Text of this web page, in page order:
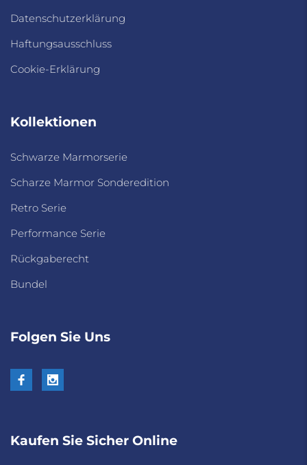
Datenschutzerklärung
Haftungsausschluss
Cookie-Erklärung
Kollektionen
Schwarze Marmorserie
Scharze Marmor Sonderedition
Retro Serie
Performance Serie
Rückgaberecht
Bundel
Folgen Sie Uns
Kaufen Sie Sicher Online